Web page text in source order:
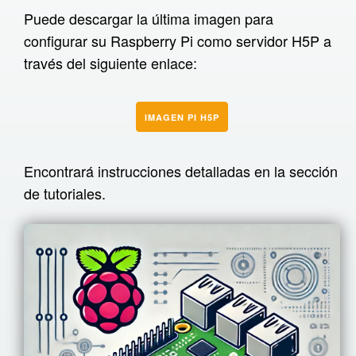
Libro interactivo XR
Prototipos
Infraestructura
Raspberry Pi
Visor SCORM
Tutoriales
XR en la empresa
Qué es XR
Puede descargar la última imagen para
configurar su Raspberry Pi como servidor H5P a
través del siguiente enlace:
IMAGEN PI H5P
Encontrará instrucciones detalladas en la sección
de tutoriales.